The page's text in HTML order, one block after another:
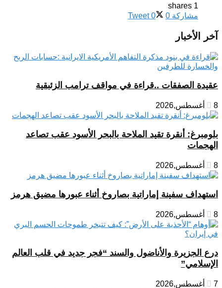
1 shares
مشاركة 0
Tweet 0
آخر الأخبار
عقيدة الصفقات ..قراءة في مواقف ترامب الزئبقية
8 أغسطس,2026
بلومبرغ: أنقرة تقيد الملاحة بالبحر الأسود عقب تصاعد
الهجمات
8 أغسطس,2026
استهداف سفينة إماراتية بصاروخ أثناء عبورها مضيق هرمز
8 أغسطس,2026
درع الجزيرة والأناضول والسند “فجر جديد في قلب العالم
الإسلامي”
7 أغسطس,2026